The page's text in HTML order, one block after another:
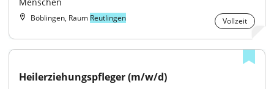
Böblingen, Raum Reutlingen Vollzeit
Heilerziehungspfleger (m/w/d)